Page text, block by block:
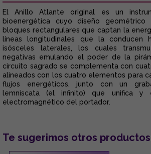
El Anillo Atlante original es un
bioenergética cuyo diseño geométrico
bloques rectangulares que captan la
líneas longitudinales que la conducen
isósceles laterales, los cuales
negativas emulando el poder de la
circuito sagrado se complementa con
alineados con los cuatro elementos para
flujos energéticos, junto con un
lemniscata (el infinito) que unifica y
electromagnético del portador.
Te sugerimos otros